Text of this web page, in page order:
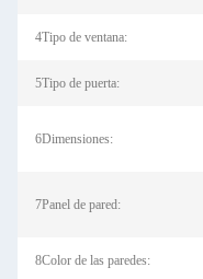
4Tipo de ventana:
5Tipo de puerta:
6Dimensiones:
7Panel de pared:
8Color de las paredes: